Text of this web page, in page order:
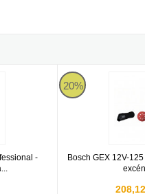
-
- Lijadora excéntrica
20%
Bosch GEX 12V-
Bosch GEX 12V-